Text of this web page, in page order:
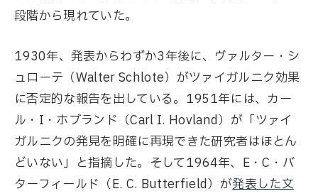
段階から現れていた。
1930年、発表からわずか3年後に、ヴァルター・シ
ュローテ（Walter Schlote）がツァイガルニク効果
に否定的な報告を出している。1951年には、カー
ル・I・ホブランド（Carl I. Hovland）が「ツァイ
ガルニクの発見を明確に再現できた研究者はほとん
どいない」と指摘した。そして1964年、E・C・バ
ターフィールド（E. C. Butterfield）が発表した文